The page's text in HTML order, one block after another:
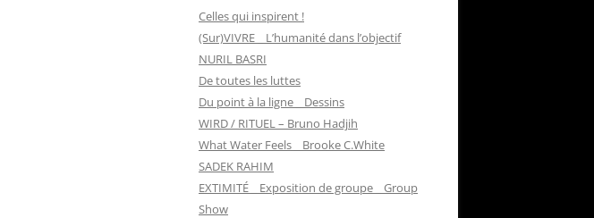
Celles qui inspirent !
(Sur)VIVRE _ L’humanité dans l’objectif
NURIL BASRI
De toutes les luttes
Du point à la ligne _ Dessins
WIRD / RITUEL – Bruno Hadjih
What Water Feels _ Brooke C.White
SADEK RAHIM
EXTIMITÉ _ Exposition de groupe _ Group
Show